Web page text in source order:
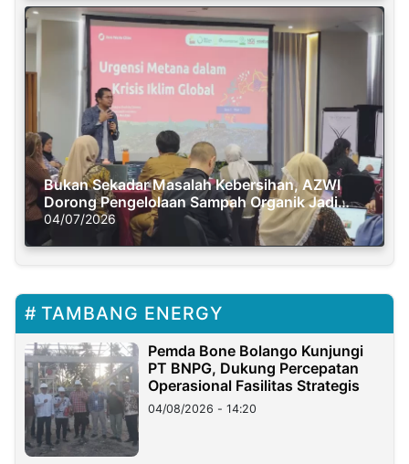
Bukan Sekadar Masalah Kebersihan, AZWI
Dorong Pengelolaan Sampah Organik Jadi
Solusi Krisis Iklim
04/07/2026
TAMBANG ENERGY
Pemda Bone Bolango Kunjungi
PT BNPG, Dukung Percepatan
Operasional Fasilitas Strategis
04/08/2026 - 14:20